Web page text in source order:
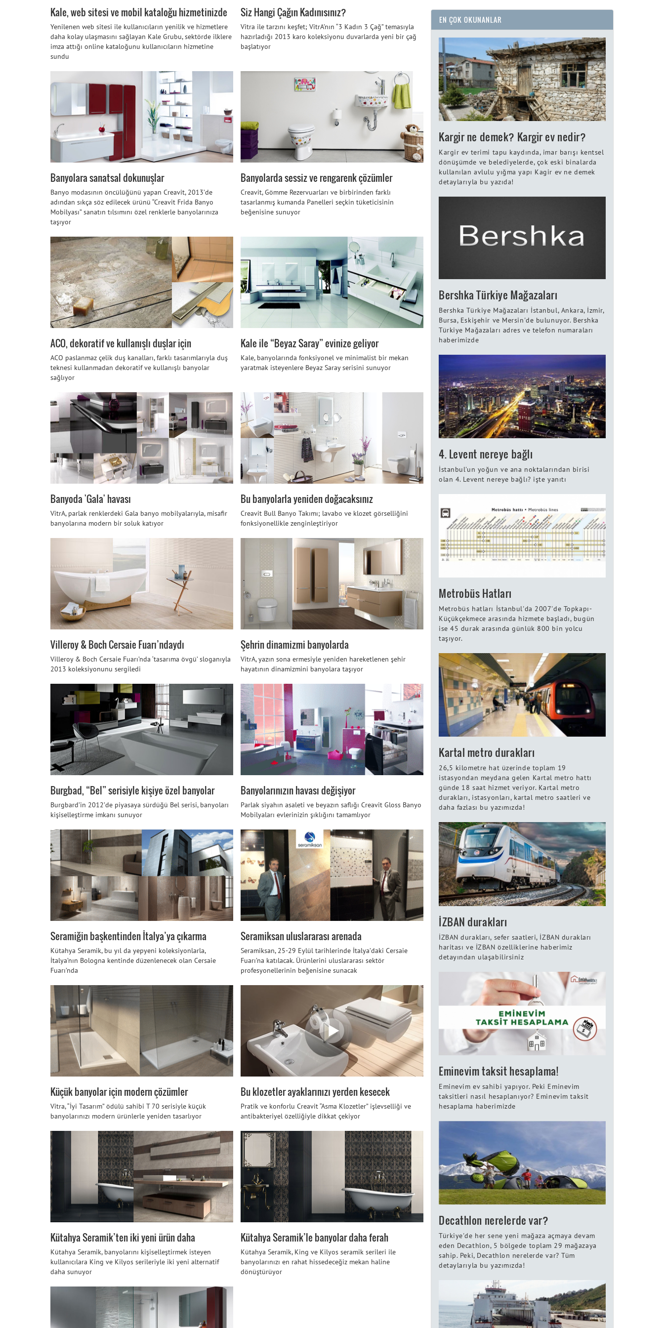
Kale, web sitesi ve mobil kataloğu hizmetinizde
Yenilenen web sitesi ile kullanıcıların yenilik ve hizmetlere
daha kolay ulaşmasını sağlayan Kale Grubu, sektörde ilklere
imza attığı online kataloğunu kullanıcıların hizmetine
sundu
Siz Hangi Çağın Kadınısınız?
Vitra ile tarzını keşfet; VitrA’nın “3 Kadın 3 Çağ” temasıyla
hazırladığı 2013 karo koleksiyonu duvarlarda yeni bir çağ
başlatıyor
Banyolara sanatsal dokunuşlar
Banyo modasının öncülüğünü yapan Creavit, 2013’de
adından sıkça söz edilecek ürünü “Creavit Frida Banyo
Mobilyası” sanatın tılsımını özel renklerle banyolarınıza
taşıyor
Banyolarda sessiz ve rengarenk çözümler
Creavit, Gömme Rezervuarları ve birbirinden farklı
tasarlanmış kumanda Panelleri seçkin tüketicisinin
beğenisine sunuyor
ACO, dekoratif ve kullanışlı duşlar için
ACO paslanmaz çelik duş kanalları, farklı tasarımlarıyla duş
teknesi kullanmadan dekoratif ve kullanışlı banyolar
sağlıyor
Kale ile “Beyaz Saray” evinize geliyor
Kale, banyolarında fonksiyonel ve minimalist bir mekan
yaratmak isteyenlere Beyaz Saray serisini sunuyor
Banyoda 'Gala' havası
VitrA, parlak renklerdeki Gala banyo mobilyalarıyla, misafir
banyolarına modern bir soluk katıyor
Bu banyolarla yeniden doğacaksınız
Creavit Bull Banyo Takımı; lavabo ve klozet görselliğini
fonksiyonellikle zenginleştiriyor
Villeroy & Boch Cersaie Fuarı’ndaydı
Villeroy & Boch Cersaie Fuarı’nda ‘tasarıma övgü’ sloganıyla
2013 koleksiyonunu sergiledi
Şehrin dinamizmi banyolarda
VitrA, yazın sona ermesiyle yeniden hareketlenen şehir
hayatının dinamizmini banyolara taşıyor
Burgbad, “Bel” serisiyle kişiye özel banyolar
Burgbard’in 2012’de piyasaya sürdüğü Bel serisi, banyoları
kişiselleştirme imkanı sunuyor
Banyolarınızın havası değişiyor
Parlak siyahın asaleti ve beyazın saflığı Creavit Gloss Banyo
Mobilyaları evlerinizin şıklığını tamamlıyor
Seramiğin başkentinden İtalya’ya çıkarma
Kütahya Seramik, bu yıl da yepyeni koleksiyonlarla,
İtalya’nın Bologna kentinde düzenlenecek olan Cersaie
Fuarı’nda
Seramiksan uluslararası arenada
Seramiksan, 25-29 Eylül tarihlerinde İtalya’daki Cersaie
Fuarı’na katılacak. Ürünlerini uluslararası sektör
profesyonellerinin beğenisine sunacak
Küçük banyolar için modern çözümler
Vitra, “İyi Tasarım” ödülü sahibi T 70 serisiyle küçük
banyolarınızı modern ürünlerle yeniden tasarlıyor
Bu klozetler ayaklarınızı yerden kesecek
Pratik ve konforlu Creavit “Asma Klozetler” işlevselliği ve
antibakteriyel özelliğiyle dikkat çekiyor
Kütahya Seramik’ten iki yeni ürün daha
Kütahya Seramik, banyolarını kişiselleştirmek isteyen
kullanıcılara King ve Kilyos serileriyle iki yeni alternatif
daha sunuyor
Kütahya Seramik’le banyolar daha ferah
Kütahya Seramik, King ve Kilyos seramik serileri ile
banyolarınızı en rahat hissedeceğiz mekan haline
dönüştürüyor
EN ÇOK OKUNANLAR
Kargir ne demek? Kargir ev nedir?
Kargir ev terimi tapu kaydında, imar barışı kentsel
dönüşümde ve belediyelerde, çok eski binalarda
kullanılan avlulu yığma yapı Kagir ev ne demek
detaylarıyla bu yazıda!
Bershka Türkiye Mağazaları
Bershka Türkiye Mağazaları İstanbul, Ankara, İzmir,
Bursa, Eskişehir ve Mersin'de bulunuyor. Bershka
Türkiye Mağazaları adres ve telefon numaraları
haberimizde
4. Levent nereye bağlı
İstanbul'un yoğun ve ana noktalarından birisi
olan 4. Levent nereye bağlı? işte yanıtı
Metrobüs Hatları
Metrobüs hatları İstanbul'da 2007'de Topkapı-
Küçükçekmece arasında hizmete başladı, bugün
ise 45 durak arasında günlük 800 bin yolcu
taşıyor.
Kartal metro durakları
26,5 kilometre hat üzerinde toplam 19
istasyondan meydana gelen Kartal metro hattı
günde 18 saat hizmet veriyor. Kartal metro
durakları, istasyonları, kartal metro saatleri ve
daha fazlası bu yazımızda!
İZBAN durakları
İZBAN durakları, sefer saatleri, İZBAN durakları
haritası ve İZBAN özelliklerine haberimiz
detayından ulaşabilirsiniz
Eminevim taksit hesaplama!
Eminevim ev sahibi yapıyor. Peki Eminevim
taksitleri nasıl hesaplanıyor? Eminevim taksit
hesaplama haberimizde
Decathlon nerelerde var?
Türkiye'de her sene yeni mağaza açmaya devam
eden Decathlon, 5 bölgede toplam 29 mağazaya
sahip. Peki, Decathlon nerelerde var? Tüm
detaylarıyla bu yazımızda!